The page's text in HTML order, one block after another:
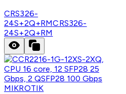
CRS326-
24S+2Q+RMCRS326-
24S+2Q+RM
MIKROTIK